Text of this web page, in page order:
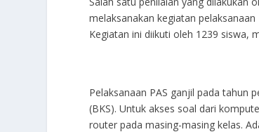
melaksanakan kegiatan
Kegiatan ini diikuti oleh 1239 siswa,
Pelaksanaan PAS ganjil pada tahun
(BKS). Untuk akses soal dari
router pada masing-masing kelas.